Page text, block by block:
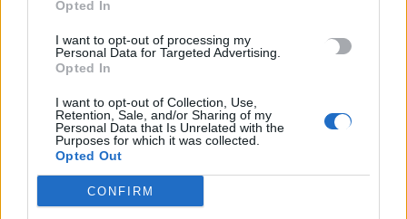
Opted In
I want to opt-out of processing my
Personal Data for Targeted Advertising.
Opted In
I want to opt-out of Collection, Use,
Retention, Sale, and/or Sharing of my
Personal Data that Is Unrelated with the
Purposes for which it was collected.
Opted Out
CONFIRM
ευλογιά των αιγοπροβάτων
6 Αυγούστου, 2026
Έκτακτο επίδομα παιδιού: Ποιοι πάνε ταμείο
6 Αυγούστου, 2026
ΟΠΕΚΑ: Νέα πληρωμή στις 7 Αυγούστου για τρίτεκνες και
πολύτεκνες οικογένειες